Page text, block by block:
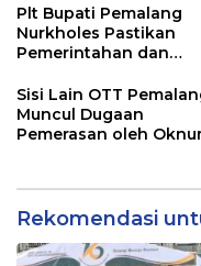
Desa
Plt Bupati Pemalang
Nurkholes Pastikan
Pemerintahan dan
Berjalan
Sisi Lain OTT
Muncul Dugaan
Pemerasan oleh
Rekomendasi